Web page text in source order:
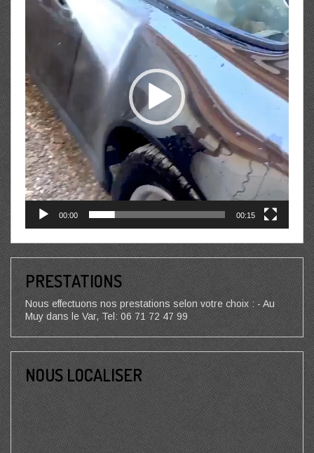
00:00 00:15
PRESTATIONS
Nous effectuons nos prestations selon votre choix : - Au
Muy dans le Var, Tel: 06 71 72 47 99
NOUS LOCALISER